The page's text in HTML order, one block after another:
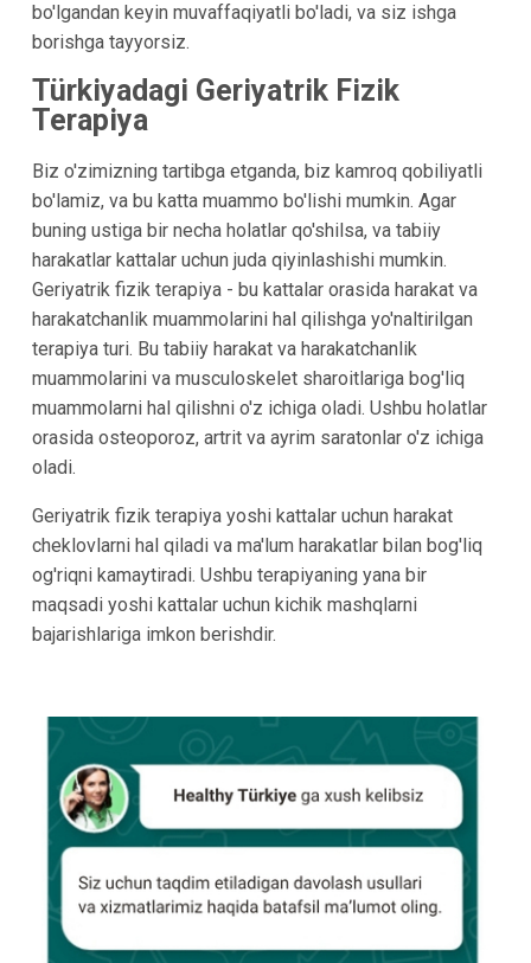
bo'lgandan keyin muvaffaqiyatli bo'ladi, va siz ishga
borishga tayyorsiz.
Türkiyadagi Geriyatrik Fizik
Terapiya
Biz o'zimizning tartibga etganda, biz kamroq qobiliyatli
bo'lamiz, va bu katta muammo bo'lishi mumkin. Agar
buning ustiga bir necha holatlar qo'shilsa, va tabiiy
harakatlar kattalar uchun juda qiyinlashishi mumkin.
Geriyatrik fizik terapiya - bu kattalar orasida harakat va
harakatchanlik muammolarini hal qilishga yo'naltirilgan
terapiya turi. Bu tabiiy harakat va harakatchanlik
muammolarini va musculoskelet sharoitlariga bog'liq
muammolarni hal qilishni o'z ichiga oladi. Ushbu holatlar
orasida osteoporoz, artrit va ayrim saratonlar o'z ichiga
oladi.
Geriyatrik fizik terapiya yoshi kattalar uchun harakat
cheklovlarni hal qiladi va ma'lum harakatlar bilan bog'liq
og'riqni kamaytiradi. Ushbu terapiyaning yana bir
maqsadi yoshi kattalar uchun kichik mashqlarni
bajarishlariga imkon berishdir.